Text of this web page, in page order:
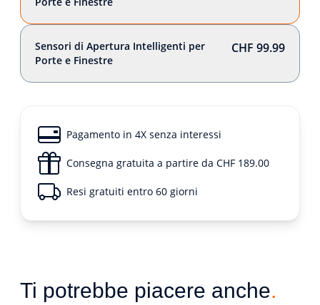
Sensori di Apertura Intelligenti per
Porte e Finestre
CHF 99.99
Pagamento in 4X senza interessi
Consegna gratuita a partire da CHF 189.00
Resi gratuiti entro 60 giorni
Ti potrebbe piacere anche.